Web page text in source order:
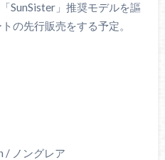
SunSister」推奨モデルを謳
の先行販売をする予定。
/ ノングレア